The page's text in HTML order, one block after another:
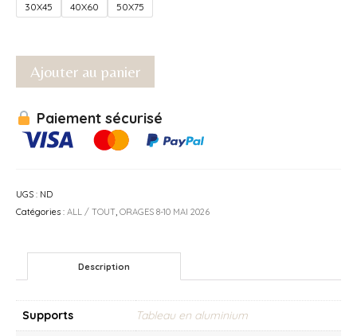
30X45 40X60 50X75
Ajouter au panier
Paiement sécurisé
UGS : ND
Catégories : ALL / TOUT, ORAGES 8-10 MAI 2026
Description
Supports Tableau en aluminium